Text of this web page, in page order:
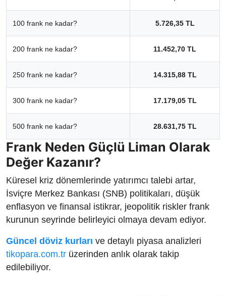
100 frank ne kadar? 5.726,35 TL
200 frank ne kadar? 11.452,70 TL
250 frank ne kadar? 14.315,88 TL
300 frank ne kadar? 17.179,05 TL
500 frank ne kadar? 28.631,75 TL
Frank Neden Güçlü Liman Olarak
Değer Kazanır?
Küresel kriz dönemlerinde yatırımcı talebi artar,
İsviçre Merkez Bankası (SNB) politikaları, düşük
enflasyon ve finansal istikrar, jeopolitik riskler frank
kurunun seyrinde belirleyici olmaya devam ediyor.
Güncel döviz kurları ve detaylı piyasa analizleri
tikopara.com.tr üzerinden anlık olarak takip
edilebiliyor.